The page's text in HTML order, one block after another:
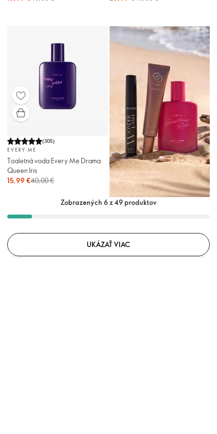
(305)
EVERY ME
Toaletná voda Every Me Drama
Queen Iris
15,99 €40,00 €
Zobrazených 6 z 49 produktov
UKÁZAŤ VIAC